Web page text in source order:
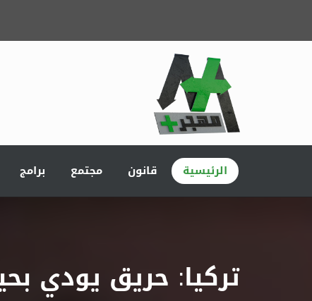
الرئيسية قانون مجتمع برامج
تركيا: حريق يودي بحياة 3 أشقاء سوريين في ولاية